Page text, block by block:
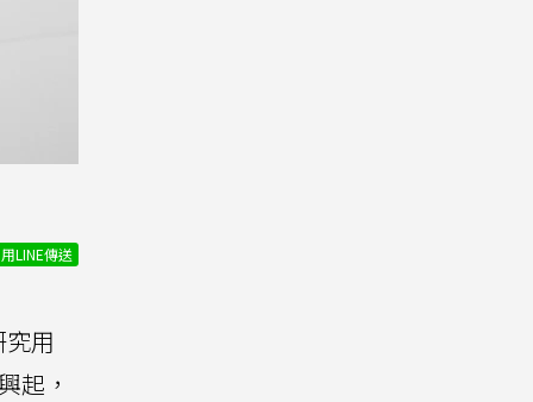
用LINE傳送
用
起，